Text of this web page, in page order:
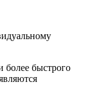
более быстрого